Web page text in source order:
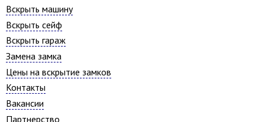
Вскрыть машину
Вскрыть сейф
Вскрыть гараж
Замена замка
Цены на вскрытие замков
Контакты
Вакансии
Партнерство